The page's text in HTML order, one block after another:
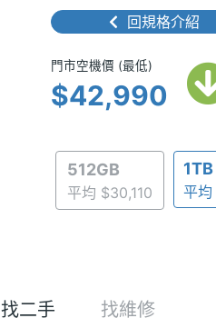
回規格介紹
門市空機價
門市空機價 (最低)
$42,990
512GB
平均 $30,110
1TB
平
找二手 找維修